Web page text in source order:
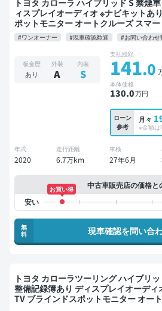
トヨタ カローラ ハイブリッド S 禁煙車 整備記録簿あり デ
ィスプレイオーディオ ※ナビキットあ
ポットモニター オートクルーズ スマ
モニター 衝突軽減
#ワンオーナー #現車確認歓迎 #お問い合わせ
板金歴
あり
外装
A
内装
S
支払総額
141.0
本体価格
130.0万円
ローン
参考
月々
※金額は
年式
2020
走行距離
6.7万km
車検
27年6月
中古車販売店の価格と
お買い得
無
料
現車確認を問い合
トヨタ カローラツーリング ハイブリ
整備記録簿あり ディスプレイオーディ
TV ブラインドスポットモニター オー